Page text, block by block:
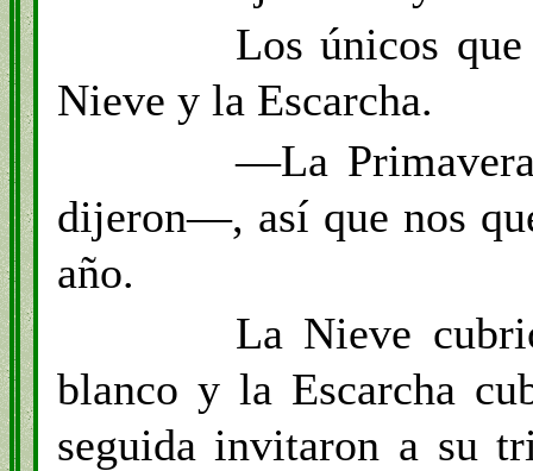
Los únicos
Nieve y la Escarcha.
—La
dijeron—, así que nos
año.
La Nieve
blanco y la Escarcha
seguida invitaron a su